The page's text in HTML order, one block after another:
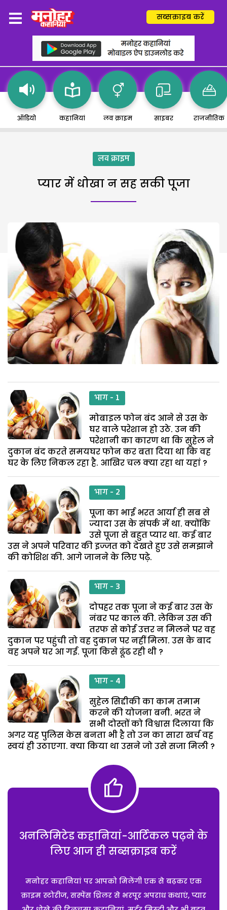
सब्सक्राइब करें
ऑडियो कहानियां लव क्राइम साइबर राजनीतिक
लव क्राइम
प्यार में धोखा न सह सकी पूजा
भाग - 1
मोबाइल फोन बंद आने से उस के
घर वाले परेशान हो उठे. उन की
परेशानी का कारण था कि सुहेल ने
दुकान बंद करते समयघर फोन कर बता दिया था कि वह
घर के लिए निकल रहा है. आखिर चल क्या रहा था यहां ?
भाग - 2
पूजा का भाई भरत आर्या ही सब से
ज्यादा उस के संपर्क में था. क्योंकि
उसे पूजा से बहुत प्यार था. कई बार
उस ने अपने परिवार की इज्जत को देखते हुए उसे समझाने
की कोशिश की. आगे जानने के लिए पढ़े.
भाग - 3
दोपहर तक पूजा ने कई बार उस के
नंबर पर काल की. लेकिन उस की
तरफ से कोई उत्तर न मिलने पर वह
दुकान पर पहुंची तो वह दुकान पर नहीं मिला. उस के बाद
वह अपने घर आ गई. पूजा किसे ढूंढ रही थी ?
भाग - 4
सुहेल सिद्दीकी का काम तमाम
करने की योजना बनी. भरत ने
सभी दोस्तों को विश्वास दिलाया कि
अगर यह पुलिस केस बनता भी है तो उन का सारा खर्च वह
स्वयं ही उठाएगा. क्या किया था उसने जो उसे सजा मिली ?
अनलिमिटेड कहानियां-आर्टिकल पढ़ने के
लिए आज ही सब्सक्राइब करें
मनोहर कहानियां पर आपको मिलेंगी एक से बढ़कर एक
क्राइम स्टोरीज, सस्पेंस थ्रिलर से भरपूर अपराध कथाएं, प्यार